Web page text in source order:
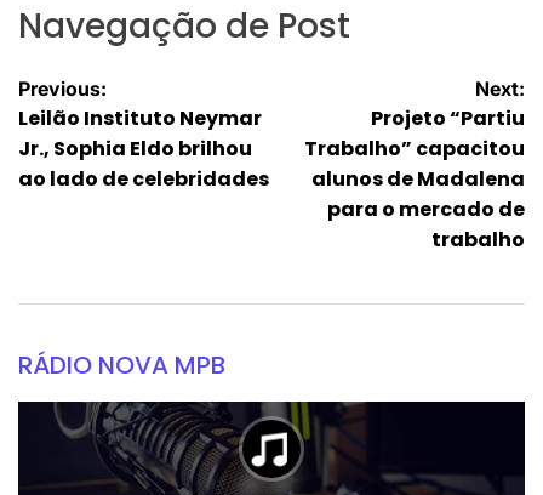
Navegação de Post
Previous:
Leilão Instituto Neymar
Jr., Sophia Eldo brilhou
ao lado de celebridades
Next:
Projeto “Partiu
Trabalho” capacitou
alunos de Madalena
para o mercado de
trabalho
RÁDIO NOVA MPB